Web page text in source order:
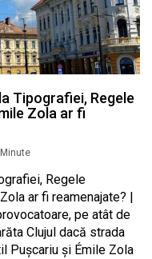
Tipografiei, Regele
Zola ar fi
Minute
Regele
ar fi reamenajate? |
pe atât de
Clujul dacă strada
Pușcariu și Émile Zola